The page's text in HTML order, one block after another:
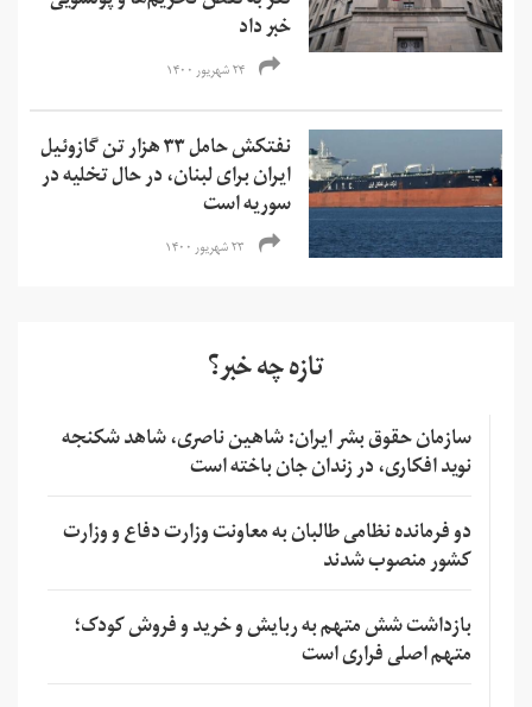
خبر داد
۲۴ شهریور ۱۴۰۰
نفتکش حامل ۳۳ هزار تن گازوئیل
ایران برای لبنان، در حال تخلیه در
سوریه است
۲۳ شهریور ۱۴۰۰
تازه چه خبر؟
سازمان حقوق بشر ایران: شاهین ناصری، شاهد شکنجه
نوید افکاری، در زندان جان باخته است
دو فرمانده نظامی طالبان به معاونت وزارت دفاع و وزارت
کشور منصوب شدند
بازداشت شش متهم به ربایش و خرید و فروش کودک؛
متهم اصلی فراری است